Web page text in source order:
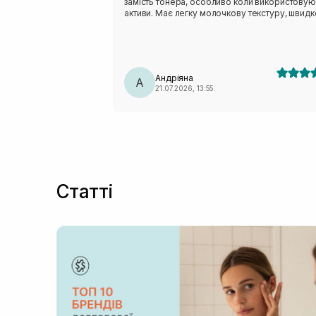
активи. Має легку молочкову текстуру,
А Андріяна
21.07.2026, 13:55
Статті